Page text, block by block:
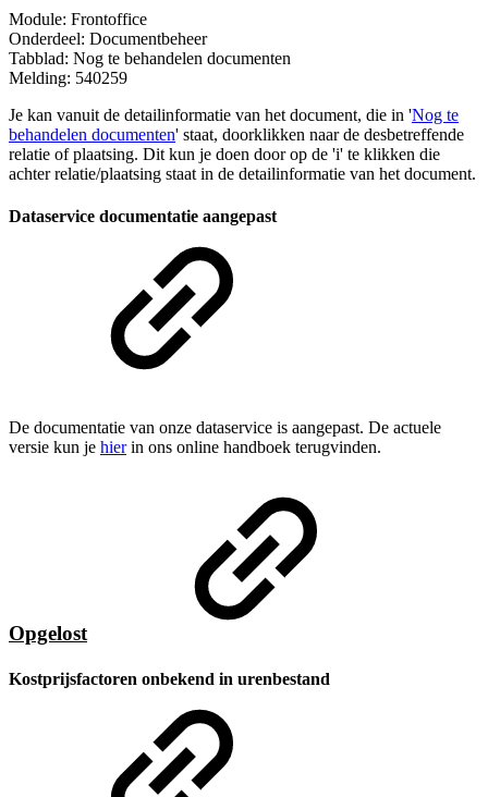
Module: Frontoffice
Onderdeel: Documentbeheer
Tabblad: Nog te behandelen documenten
Melding: 540259
Je kan vanuit de detailinformatie van het document, die in 'Nog te
behandelen documenten' staat, doorklikken naar de desbetreffende
relatie of plaatsing. Dit kun je doen door op de 'i' te klikken die
achter relatie/plaatsing staat in de detailinformatie van het document.
Dataservice documentatie aangepast
De documentatie van onze dataservice is aangepast. De actuele
versie kun je hierin ons online handboek terugvinden.
Opgelost
Kostprijsfactoren onbekend in urenbestand